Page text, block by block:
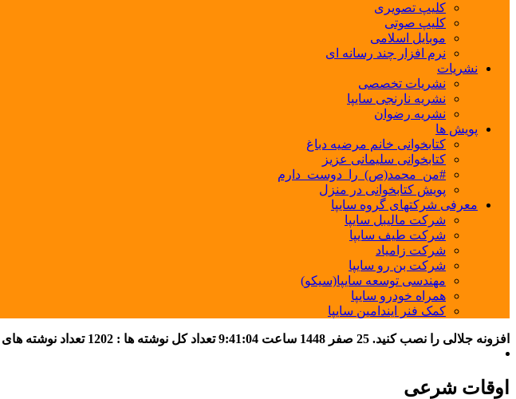
کلیپ تصویری
کلیپ صوتی
موبایل اسلامی
نرم افزار چند رسانه ای
نشریات
نشریات تخصصی
نشریه نارنجی سایپا
نشریه رضوان
پویش ها
کتابخوانی خانم مرضیه دباغ
کتابخوانی سلیمانی عزیز
#من_محمد(ص)_را_دوست_دارم
پویش کتابخوانی در منزل
معرفی شرکتهای گروه سایپا
شرکت مالیبل سایپا
شرکت طیف سایپا
شرکت زامیاد
شرکت بن رو سایپا
مهندسی توسعه سایپا(سیکو)
همراه خودرو سایپا
کمک فنر ایندامین سایپا
افزونه جلالی را نصب کنید. 25 صفر 1448 ساعت 9:41:05تعداد کل نوشته ها : 1202 تعداد نوشته های
اوقات شرعی